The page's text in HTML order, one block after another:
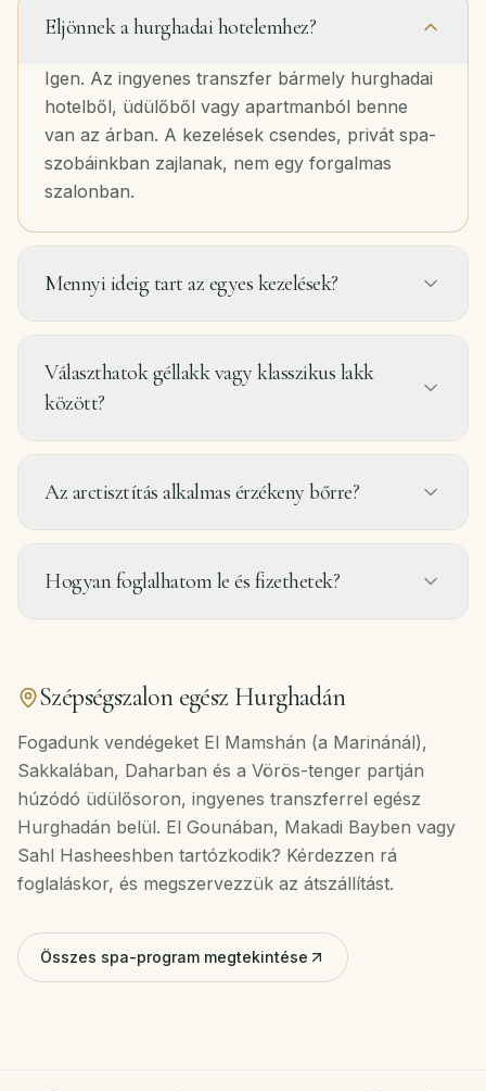
Eljönnek a hurghadai hotelemhez?
Igen. Az ingyenes transzfer bármely hurghadai
hotelből, üdülőből vagy apartmanból benne
van az árban. A kezelések csendes, privát spa-
szobáinkban zajlanak, nem egy forgalmas
szalonban.
Mennyi ideig tart az egyes kezelések?
Választhatok géllakk vagy klasszikus lakk
között?
Az arctisztítás alkalmas érzékeny bőrre?
Hogyan foglalhatom le és fizethetek?
Szépségszalon egész Hurghadán
Fogadunk vendégeket El Mamshán (a Marinánál),
Sakkalában, Daharban és a Vörös-tenger partján
húzódó üdülősoron, ingyenes transzferrel egész
Hurghadán belül. El Gounában, Makadi Bayben vagy
Sahl Hasheeshben tartózkodik? Kérdezzen rá
foglaláskor, és megszervezzük az átszállítást.
Összes spa-program megtekintése